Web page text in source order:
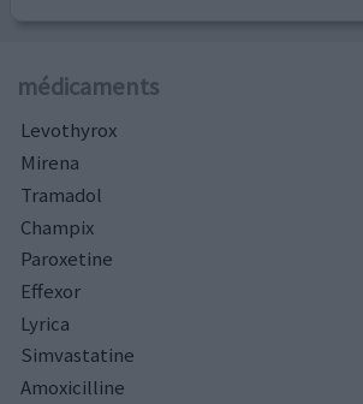
médicaments
Levothyrox
Mirena
Tramadol
Champix
Paroxetine
Effexor
Lyrica
Simvastatine
Amoxicilline